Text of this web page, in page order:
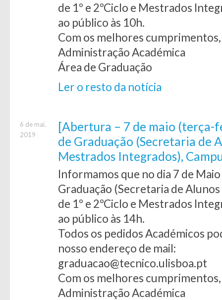
de 1º e 2ºCiclo e Mestrados
ao público às 10h.
Com os melhores cumprimentos,
Administração Académica
Área de Graduação
Ler o resto da notícia
6 de mai.
2019
[Abertura – 7 de maio (terça-
de Graduação (Secretaria de
Mestrados Integrados),
Informamos que no dia 7 de
Graduação (Secretaria de Alunos
de 1º e 2ºCiclo e Mestrados
ao público às 14h.
Todos os pedidos Académicos
nosso endereço de mail:
graduacao@tecnico.ulisboa.pt
Com os melhores cumprimentos,
Administração Académica